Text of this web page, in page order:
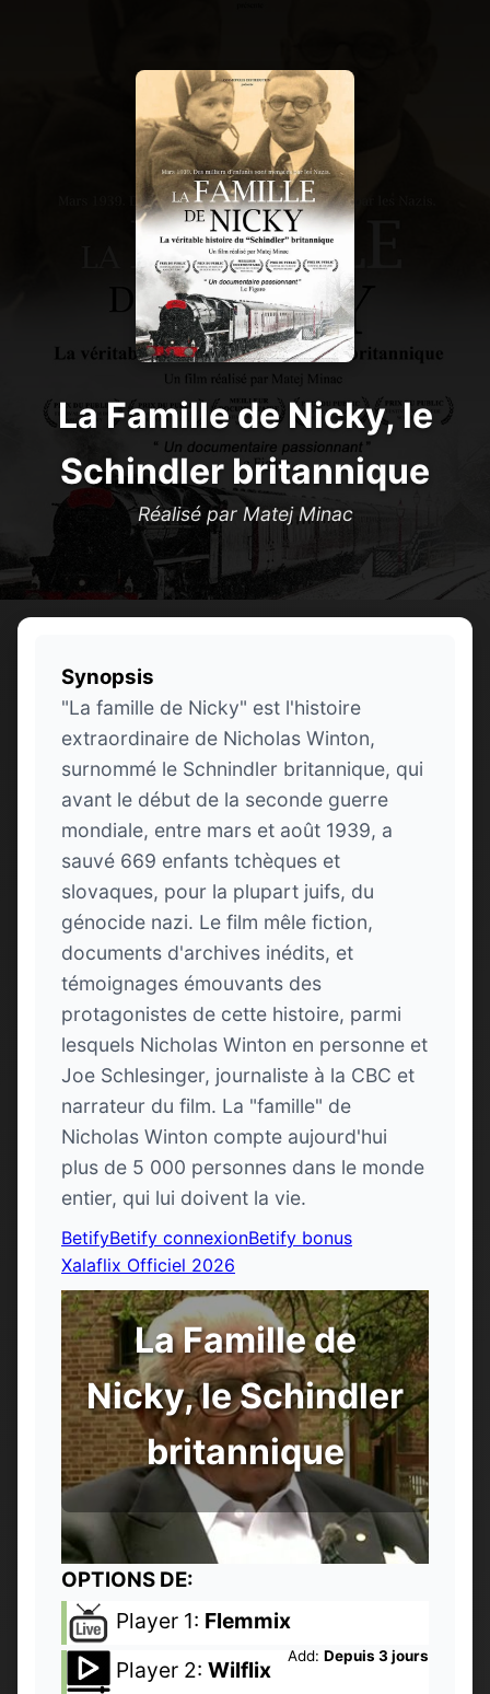
La Famille de Nicky, le
Schindler britannique
Réalisé par Matej Minac
Synopsis
"La famille de Nicky" est l'histoire
extraordinaire de Nicholas Winton,
surnommé le Schnindler britannique, qui
avant le début de la seconde guerre
mondiale, entre mars et août 1939, a
sauvé 669 enfants tchèques et
slovaques, pour la plupart juifs, du
génocide nazi. Le film mêle fiction,
documents d'archives inédits, et
témoignages émouvants des
protagonistes de cette histoire, parmi
lesquels Nicholas Winton en personne et
Joe Schlesinger, journaliste à la CBC et
narrateur du film. La "famille" de
Nicholas Winton compte aujourd'hui
plus de 5 000 personnes dans le monde
entier, qui lui doivent la vie.
BetifyBetify connexionBetify bonus
Xalaflix Officiel 2026
La Famille de
Nicky, le Schindler
britannique
OPTIONS DE:
Player 1: Flemmix
Add: Depuis 3 jours
Player 2: Wilflix